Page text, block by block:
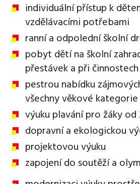
individuální přístup k
vzdělávacími potřebami
ranní a odpolední školní
pobyt dětí na školní
přestávek a při
pestrou nabídku
všechny věkové
výuku plavání pro žáky od
dopravní a ekologickou
projektovou výuku
zapojení do soutěží a